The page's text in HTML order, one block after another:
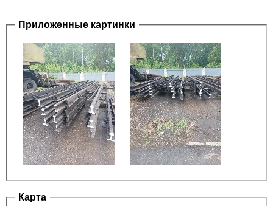
Приложенные картинки
Карта